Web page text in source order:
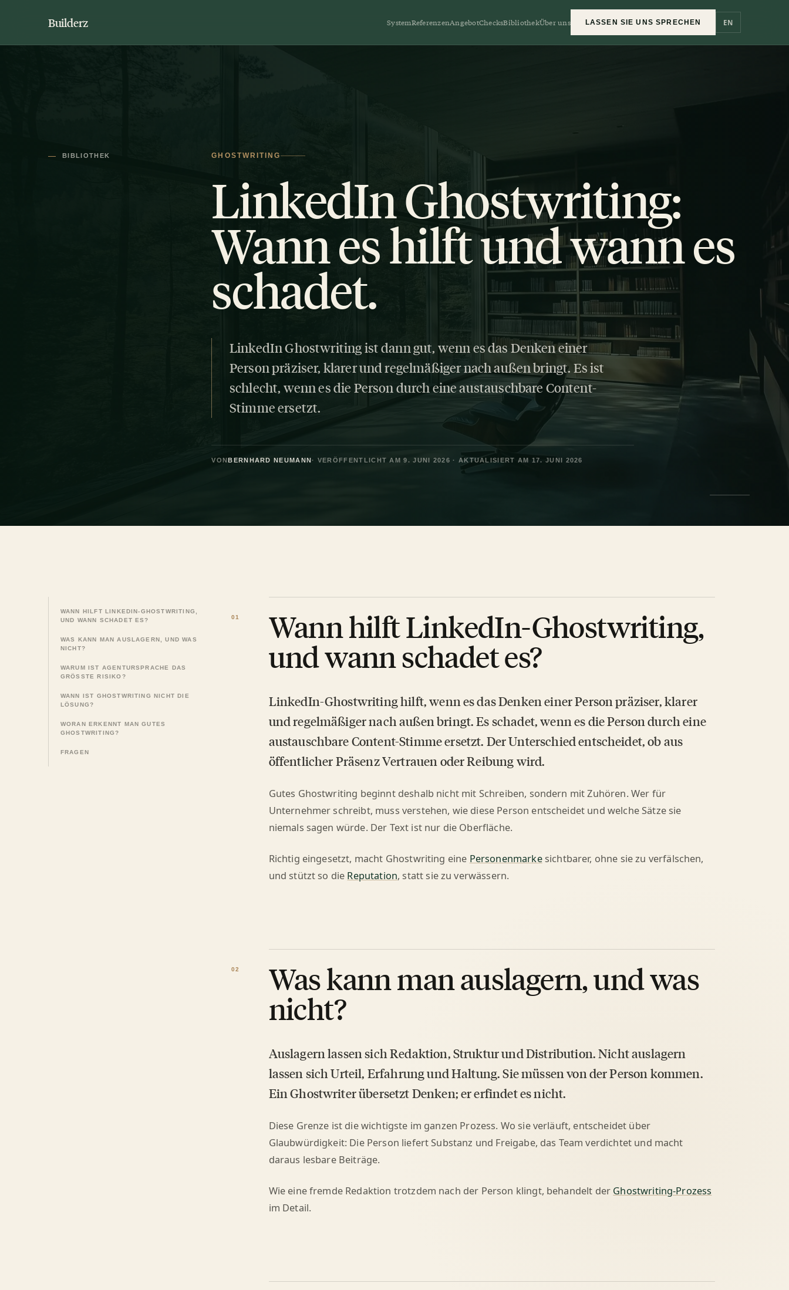
Builderz SystemReferenzenAngebotChecksBibliothekÜber uns LASSEN SIE UNS SPRECHEN EN
BIBLIOTHEK GHOSTWRITING
LinkedIn Ghostwriting:
Wann es hilft und wann es
schadet.
LinkedIn Ghostwriting ist dann gut, wenn es das Denken einer
Person präziser, klarer und regelmäßiger nach außen bringt. Es ist
schlecht, wenn es die Person durch eine austauschbare Content-
Stimme ersetzt.
VONBERNHARD NEUMANN· VERÖFFENTLICHT AM 9. JUNI 2026 · AKTUALISIERT AM 17. JUNI 2026
WANN HILFT LINKEDIN-GHOSTWRITING,
UND WANN SCHADET ES?
WAS KANN MAN AUSLAGERN, UND WAS
NICHT?
WARUM IST AGENTURSPRACHE DAS
GRÖSSTE RISIKO?
WANN IST GHOSTWRITING NICHT DIE
LÖSUNG?
WORAN ERKENNT MAN GUTES
GHOSTWRITING?
FRAGEN
Wann hilft LinkedIn-Ghostwriting,
und wann schadet es?
LinkedIn-Ghostwriting hilft, wenn es das Denken einer Person präziser, klarer
und regelmäßiger nach außen bringt. Es schadet, wenn es die Person durch eine
austauschbare Content-Stimme ersetzt. Der Unterschied entscheidet, ob aus
öffentlicher Präsenz Vertrauen oder Reibung wird.
Gutes Ghostwriting beginnt deshalb nicht mit Schreiben, sondern mit Zuhören. Wer für
Unternehmer schreibt, muss verstehen, wie diese Person entscheidet und welche Sätze sie
niemals sagen würde. Der Text ist nur die Oberfläche.
Richtig eingesetzt, macht Ghostwriting eine Personenmarkesichtbarer, ohne sie zu verfälschen,
und stützt so die Reputation, statt sie zu verwässern.
Was kann man auslagern, und was
nicht?
Auslagern lassen sich Redaktion, Struktur und Distribution. Nicht auslagern
lassen sich Urteil, Erfahrung und Haltung. Sie müssen von der Person kommen.
Ein Ghostwriter übersetzt Denken; er erfindet es nicht.
Diese Grenze ist die wichtigste im ganzen Prozess. Wo sie verläuft, entscheidet über
Glaubwürdigkeit: Die Person liefert Substanz und Freigabe, das Team verdichtet und macht
daraus lesbare Beiträge.
Wie eine fremde Redaktion trotzdem nach der Person klingt, behandelt der Ghostwriting-Prozess
im Detail.